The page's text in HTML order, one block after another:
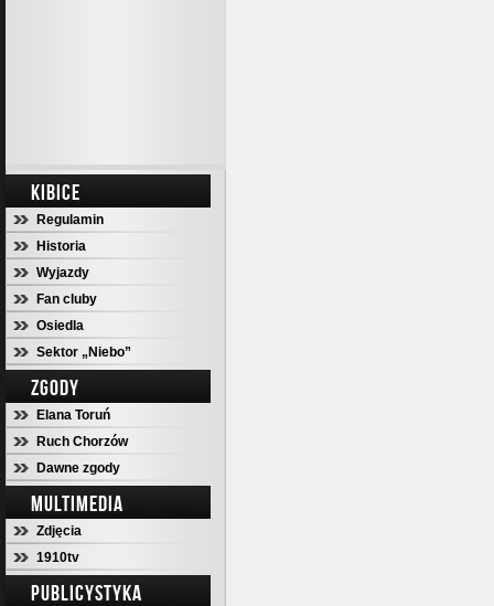
KIBICE
Regulamin
Historia
Wyjazdy
Fan cluby
Osiedla
Sektor „Niebo”
ZGODY
Elana Toruń
Ruch Chorzów
Dawne zgody
MULTIMEDIA
Zdjęcia
1910tv
PUBLICYSTYKA